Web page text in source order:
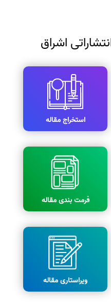
اشراق
استخراج مقاله
فرمت بندی مقاله
ویراستاری مقاله